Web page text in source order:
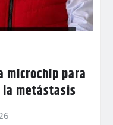
microchip para
metástasis